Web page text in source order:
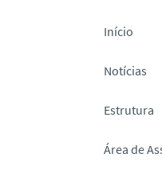
Início
Notícias
Estrutura
Área de